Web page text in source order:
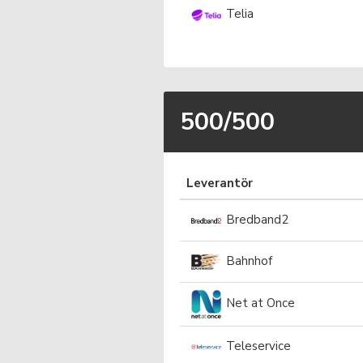
Telia
500/500
Leverantör
Bredband2
Bahnhof
Net at Once
Teleservice